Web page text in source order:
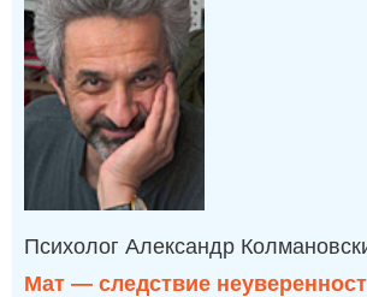
Психолог Александр
Мат — следствие